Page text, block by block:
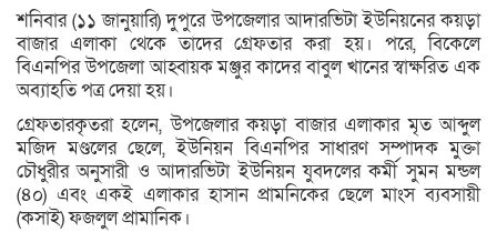
শনিবার (১১ জানুয়ারি) দুপুরে উপজেলার আদারভিটা ইউনিয়নের কয়ড়া
বাজার এলাকা থেকে তাদের গ্রেফতার করা হয়। পরে, বিকেলে
বিএনপির উপজেলা আহ্বায়ক মঞ্জুর কাদের বাবুল খানের স্বাক্ষরিত এক
অব্যাহতি পত্র দেয়া হয়।
গ্রেফতারকৃতরা হলেন, উপজেলার কয়ড়া বাজার এলাকার মৃত আব্দুল
মজিদ মণ্ডলের ছেলে, ইউনিয়ন বিএনপির সাধারণ সম্পাদক মুক্তা
চৌধুরীর অনুসারী ও আদারভিটা ইউনিয়ন যুবদলের কর্মী সুমন মন্ডল
(৪০) এবং একই এলাকার হাসান প্রামনিকের ছেলে মাংস ব্যবসায়ী
(কসাই) ফজলুল প্রামানিক।